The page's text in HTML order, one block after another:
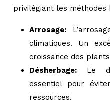
privilégiant les méthodes
Arrosage:
climatiques. Un
croissance des
Désherbage: Le
essentiel pour
ressources.